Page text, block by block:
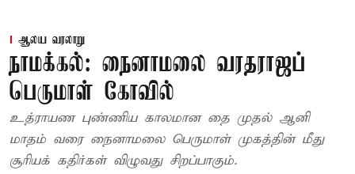
ஆலய வரலாறு
நாமக்கல்: நைனாமலை வரதராஜப்
பெருமாள் கோவில்
உத்ராயண புண்ணிய காலமான தை முதல் ஆனி
மாதம் வரை நைனாமலை பெருமாள் முகத்தின் மீது
சூரியக் கதிர்கள் விழுவது சிறப்பாகும்.